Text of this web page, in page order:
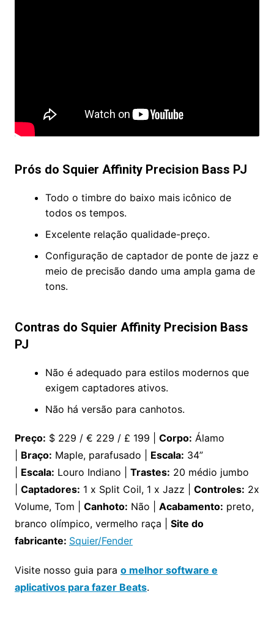
Prós do Squier Affinity Precision Bass PJ
Todo o timbre do baixo mais icônico de
todos os tempos.
Excelente relação qualidade-preço.
Configuração de captador de ponte de jazz e
meio de precisão dando uma ampla gama de
tons.
Contras do Squier Affinity Precision Bass
PJ
Não é adequado para estilos modernos que
exigem captadores ativos.
Não há versão para canhotos.
Preço: $ 229 / € 229 / £ 199 | Corpo: Álamo
Braço: Maple, parafusado | Escala: 34”
Escala: Louro Indiano | Trastes: 20 médio jumbo
Captadores: 1 x Split Coil, 1 x Jazz | Controles: 2x
Volume, Tom | Canhoto: Não | Acabamento: preto,
branco olímpico, vermelho raça | Site do
fabricante: Squier/Fender
Visite nosso guia para o melhor software e
aplicativos para fazer Beats.